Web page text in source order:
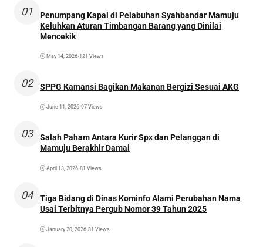
01
Penumpang Kapal di Pelabuhan Syahbandar Mamuju
Keluhkan Aturan Timbangan Barang yang Dinilai
Mencekik
May 14, 2026•121 Views
02 SPPG Kamansi Bagikan Makanan Bergizi Sesuai AKG
June 11, 2026•97 Views
03
Salah Paham Antara Kurir Spx dan Pelanggan di
Mamuju Berakhir Damai
April 13, 2026•81 Views
04
Tiga Bidang di Dinas Kominfo Alami Perubahan Nama
Usai Terbitnya Pergub Nomor 39 Tahun 2025
January 20, 2026•81 Views